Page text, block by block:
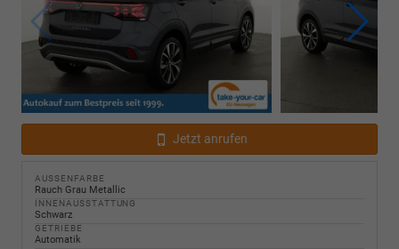
Jetzt anrufen
AUSSENFARBE
Rauch Grau Metallic
INNENAUSSTATTUNG
Schwarz
GETRIEBE
Automatik